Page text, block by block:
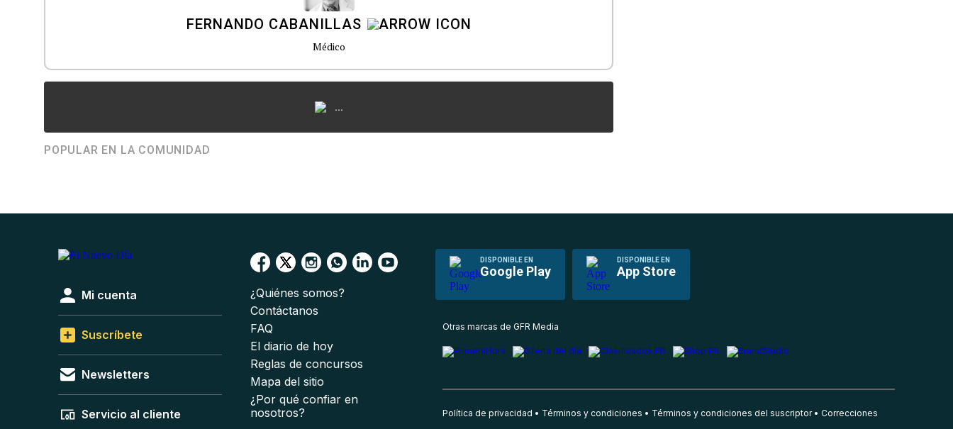
FERNANDO CABANILLAS
Médico
...
POPULAR EN LA COMUNIDAD
DISPONIBLE EN
Google Play
DISPONIBLE EN
App Store
Mi cuenta
Suscríbete
Newsletters
Servicio al cliente
¿Quiénes somos?
Contáctanos
FAQ
El diario de hoy
Reglas de concursos
Mapa del sitio
¿Por qué confiar en
nosotros?
Otras marcas de GFR Media
Política de privacidad Términos y condiciones Términos y condiciones del suscriptor Correcciones